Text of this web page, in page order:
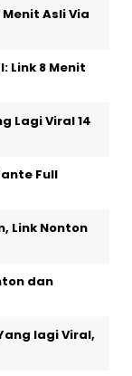
Asli Via
Link 8 Menit
Lagi Viral 14
Full
Link Nonton
dan
lagi Viral,